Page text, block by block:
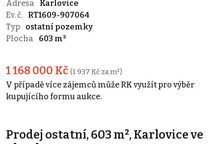
Adresa
Karlovice
Ev. č.
RT1609-907064
Typ
ostatní pozemky
Plocha
603 m²
1 168 000 Kč (1 937 Kč za m²)
V případě více zájemců může RK využít pro výběr
kupujícího formu aukce.
Prodej ostatní, 603 m², Karlovice ve